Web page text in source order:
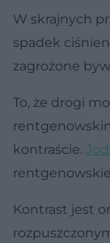
W skrajnych
spadek
zagrożone
To, że drogi
kontraście. Jod
Kontrast jest